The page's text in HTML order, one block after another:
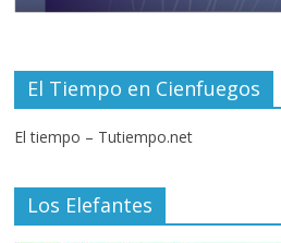
El Tiempo en Cienfuegos
El tiempo – Tutiempo.net
Los Elefantes